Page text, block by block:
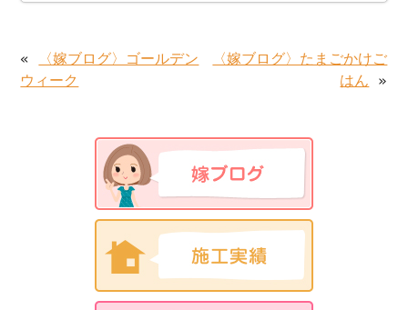
«
〈嫁ブログ〉ゴールデン
ウィーク
〈嫁ブログ〉たまごかけご
はん »